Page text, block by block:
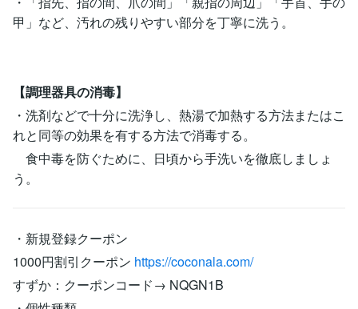
甲」など、汚れの残りやすい部分を丁寧に洗う。
【調理器具の消毒】
・洗剤などで十分に洗浄し、熱湯で加熱する方法またはこ
れと同等の効果を有する方法で消毒する。
食中毒を防ぐために、日頃から手洗いを徹底しましょ
う。
・新規登録クーポン
1000円割引クーポン https://coconala.com/
すずか：クーポンコード→ NQGN1B